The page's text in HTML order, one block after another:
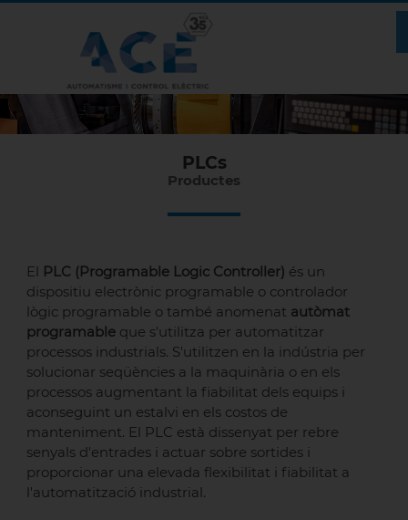
PLCs
Productes
El PLC (Programable Logic Controller) és un
dispositiu electrònic programable o controlador
lògic programable o també anomenat autòmat
programable que s'utilitza per automatitzar
processos industrials. S'utilitzen en la indústria per
solucionar seqüències a la maquinària o en els
processos augmentant la fiabilitat dels equips i
aconseguint un estalvi en els costos de
manteniment. El PLC està dissenyat per rebre
senyals d'entrades i actuar sobre sortides i
proporcionar una elevada flexibilitat i fiabilitat a
l'automatització industrial.